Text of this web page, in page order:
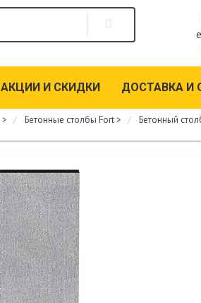
АКЦИИ И СКИДКИ ДОСТАВКА И
> Бетонные столбы Fort> Бетонный